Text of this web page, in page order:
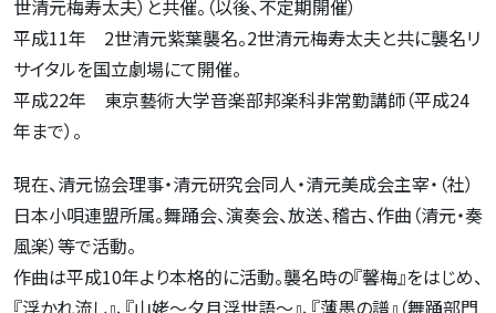
世清元梅寿太夫）と共催。（以後、不定期開催）
平成11年 2世清元紫葉襲名。2世清元梅寿太夫と共に襲名リ
サイタルを国立劇場にて開催。
平成22年 東京藝術大学音楽部邦楽科非常勤講師（平成24
年まで）。
現在、清元協会理事・清元研究会同人・清元美成会主宰・（社）
日本小唄連盟所属。舞踊会、演奏会、放送、稽古、作曲（清元・奏
風楽）等で活動。
作曲は平成10年より本格的に活動。襲名時の『馨梅』をはじめ、